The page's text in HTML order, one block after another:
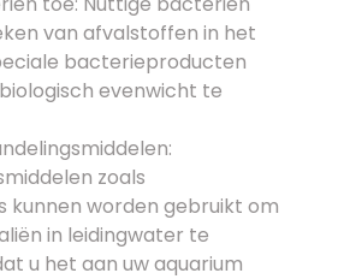
van afvalstoffen in het
bacterieproducten
evenwicht te
zoals
kunnen worden gebruikt om
in leidingwater te
u het aan uw aquarium